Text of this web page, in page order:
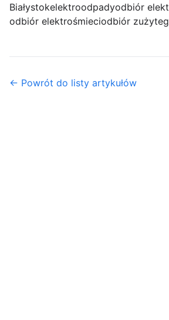
Białystokelektroodpadyodbiór
odbiór elektrośmieciodbiór
← Powrót do listy artykułów